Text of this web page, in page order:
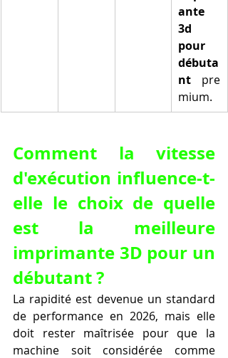
ante
3d
pour
débuta
nt pre
mium.
Comment la vitesse
d'exécution influence-t-
elle le choix de quelle
est la meilleure
imprimante 3D pour un
débutant ?
La rapidité est devenue un standard
de performance en 2026, mais elle
doit rester maîtrisée pour que la